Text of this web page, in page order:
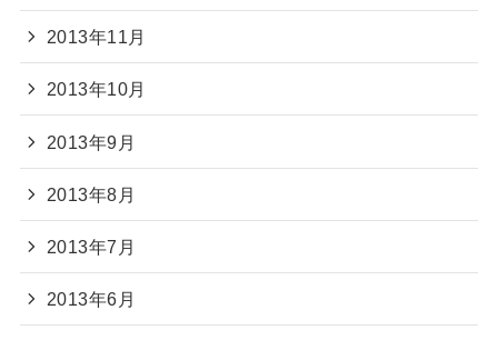
2013年11月
2013年10月
2013年9月
2013年8月
2013年7月
2013年6月